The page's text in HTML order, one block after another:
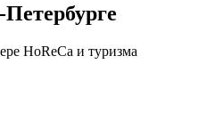
HoReCa и туризма